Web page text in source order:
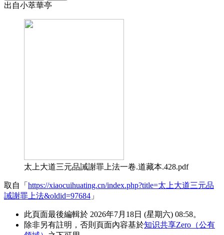
出自小萃華亭
太上大道三元品誡謝罪上法一卷.道藏本.428.pdf
取自「 https://xiaocuihuating.cn/index.php?title=太上大道三元品
誡謝罪上法&oldid=97684 」
此頁面最後編輯於 2026年7月18日 (星期六) 08:58。
除非另有註明，否則頁面內容基於知识共享Zero（公有